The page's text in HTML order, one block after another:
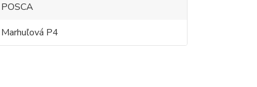
POSCA
Marhuľová P4